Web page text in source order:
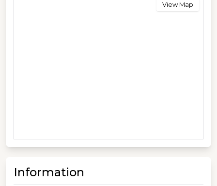
View Map
Information